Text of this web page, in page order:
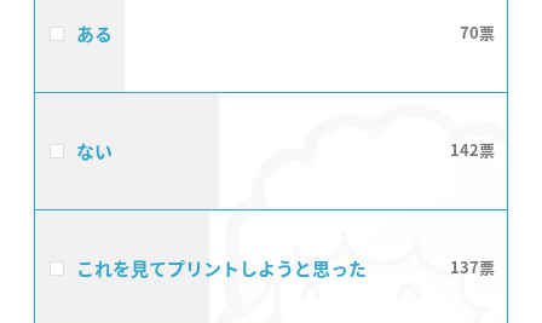
ある 70
ない 142
これを見てプリントしようと思った 137